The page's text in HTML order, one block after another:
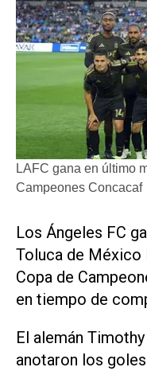
LAFC gana en último
Campeones Concacaf
Los ​Ángeles FC
Toluca de México
Copa de
en tiempo de
El alemán
anotaron los